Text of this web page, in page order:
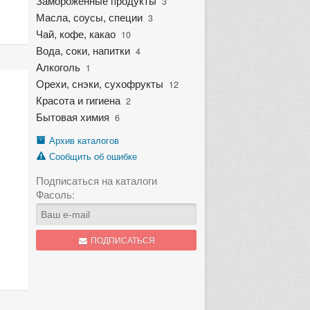
Масла, соусы, специи 3
Чай, кофе, какао 10
Вода, соки, напитки 4
Алкоголь 1
Орехи, снэки, сухофрукты 12
Красота и гигиена 2
Бытовая химия 6
Архив каталогов
Сообщить об ошибке
Подписаться на каталоги
Фасоль:
ПОДПИСАТЬСЯ